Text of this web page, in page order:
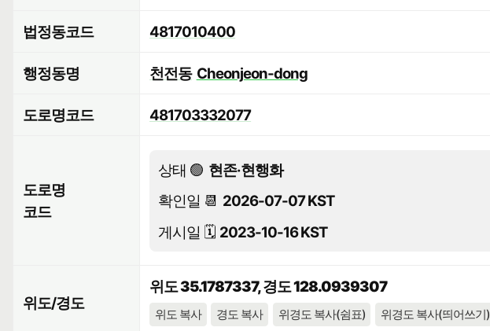
법정동코드 4817010400
행정동명 천전동 Cheonjeon-dong
도로명코드 481703332077
도로명
코드
상태 🟢 현존·현행화
확인일 📆 2026-07-07 KST
게시일 🗓️ 2023-10-16 KST
위도/경도
위도 35.1787337, 경도 128.0939307
위도 복사 경도 복사 위경도 복사(쉼표) 위경도 복사(띄어쓰기)